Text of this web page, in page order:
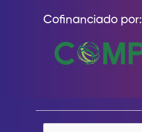
Cofinanciado por: